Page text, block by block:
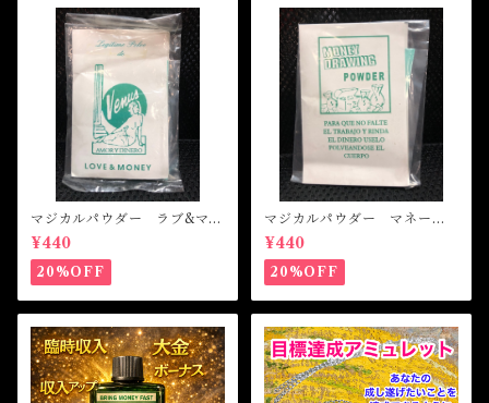
マジカルパウダー ラブ&マネ
ー Magical Powder LOVE
&MONEY
¥440
20%OFF
マジカルパウダー マネード
ローイング Magical Powde
r MONEY DRAWING
¥440
20%OFF